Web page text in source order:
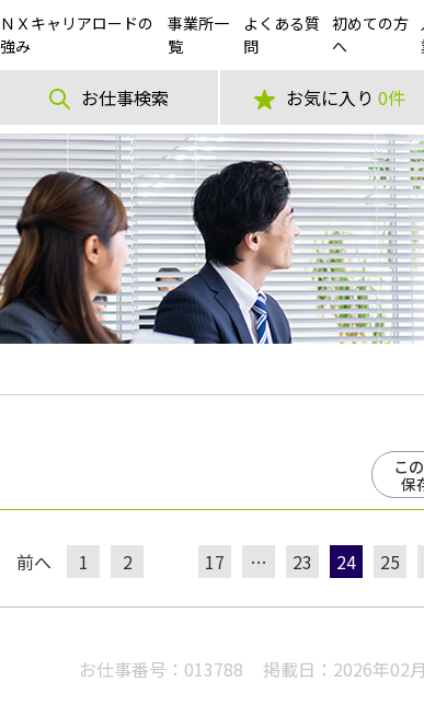
ＮＸキャリアロードの
強み
事業所一
覧
よくある質
問
初めての方
へ
お仕事検索 お気に入り 0件
こ
保
前へ 1 2 17 … 23 24 25
お仕事番号： 013788 掲載日： 2026年02